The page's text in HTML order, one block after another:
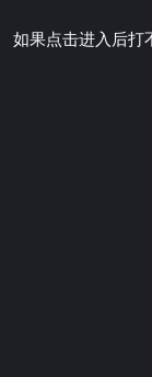
如果点击进入后打